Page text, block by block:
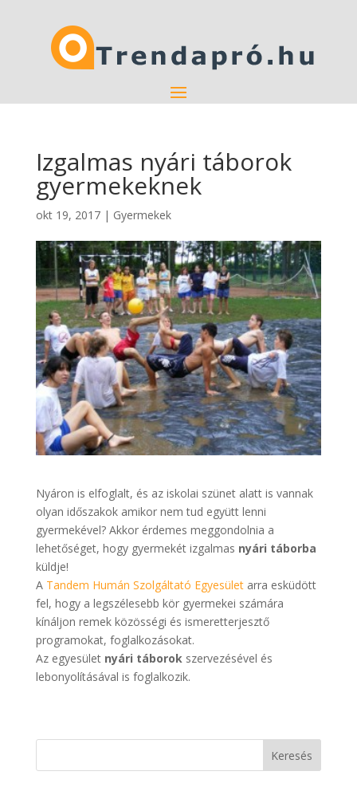
Izgalmas nyári táborok
gyermekeknek
okt 19, 2017| Gyermekek
Nyáron is elfoglalt, és az iskolai szünet alatt is vannak
olyan időszakok amikor nem tud együtt lenni
gyermekével? Akkor érdemes meggondolnia a
lehetőséget, hogy gyermekét izgalmas nyári táborba
küldje!
A Tandem Humán Szolgáltató Egyesületarra esküdött
fel, hogy a legszélesebb kör gyermekei számára
kínáljon remek közösségi és ismeretterjesztő
programokat, foglalkozásokat.
Az egyesület nyári táborok szervezésével és
lebonyolításával is foglalkozik.